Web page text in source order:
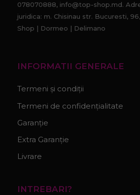
078070888, info@top-shop.md.
juridica: m. Chisinau str. Bucuresti,
Shop | Dormeo | Delimano
INFORMATII GENERALE
Termeni și condiții
Termeni de confidențialitate
Garanție
Extra Garanție
Livrare
INTREBARI?